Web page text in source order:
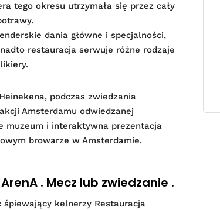
tego okresu utrzymała się przez cały
dania główne i specjalności,
restauracja serwuje różne rodzaje
podczas zwiedzania
Amsterdamu odwiedzanej
muzeum i interaktywna prezentacja
browarze w Amsterdamie.
. Mecz lub zwiedzanie .
śpiewający kelnerzy Restauracja